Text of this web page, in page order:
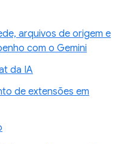
arquivos de origem e
com o Gemini
da IA
de extensões em